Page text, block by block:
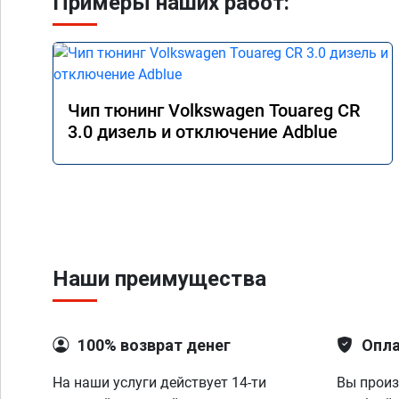
Чип тюнинг Volkswagen Touareg CR
3.0 дизель и отключение Adblue
Наши преимущества
100% возврат денег
На наши услуги действует 14-ти
Вы